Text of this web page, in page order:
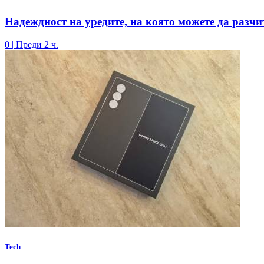
Надеждност на уредите, на която можете да
0 | Преди 2 ч.
Tech